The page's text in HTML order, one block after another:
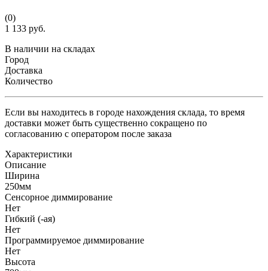
(0)
1 133 руб.
В наличии на складах
Город
Доставка
Количество
Если вы находитесь в городе нахождения склада, то время
доставки может быть существенно сокращено по
согласованию с оператором после заказа
Характеристики
Описание
Ширина
250мм
Сенсорное диммирование
Нет
Гибкий (-ая)
Нет
Программируемое диммирование
Нет
Высота